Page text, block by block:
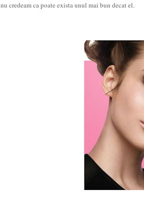
nu credeam ca poate exista unul mai bun decat el.